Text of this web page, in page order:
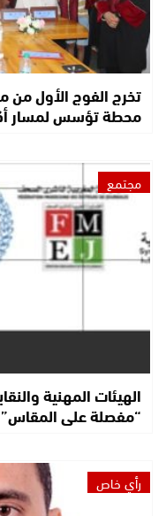
تخرج الفوج الأول من
محطة تؤسس لمسار
مجتمع
الهيئات المهنية
“مفصلة على
رأي خاص